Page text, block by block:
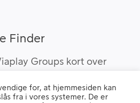
Finder
Groups kort over
og hoteller, som kan
for, at hjemmesiden kan
fra i vores systemer. De er